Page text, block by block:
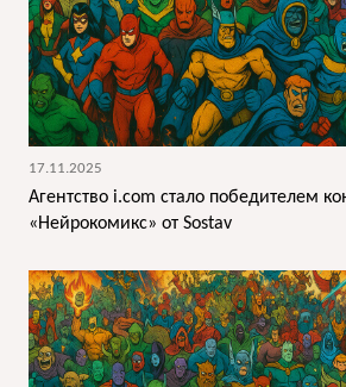
17.11.2025
Агентство i.com стало победителем
«Нейрокомикс» от Sostav